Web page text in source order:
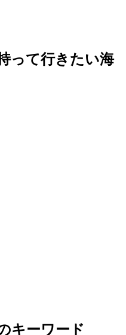
て行きたい海
キーワード